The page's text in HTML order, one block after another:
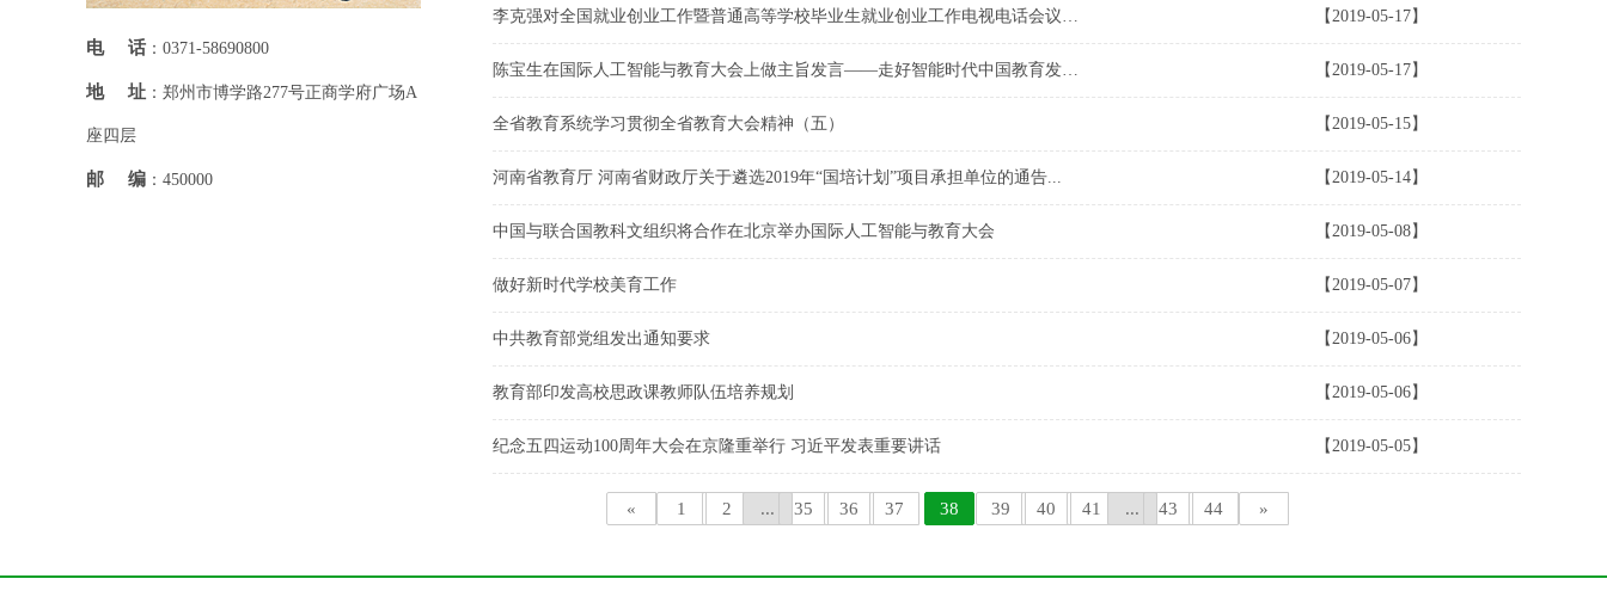
电话 ：0371-58690800
地址 ：郑州市博学路277号正商学府广场A
座四层
邮编 ：450000
李克强对全国就业创业工作暨普通高等学校毕业生就业创业工作电视电话会议作出重要批示强调... 【2019-05-17】
陈宝生在国际人工智能与教育大会上做主旨发言——走好智能时代中国教育发展道路... 【2019-05-17】
全省教育系统学习贯彻全省教育大会精神（五） 【2019-05-15】
河南省教育厅 河南省财政厅关于遴选2019年“国培计划”项目承担单位的通告... 【2019-05-14】
中国与联合国教科文组织将合作在北京举办国际人工智能与教育大会 【2019-05-08】
做好新时代学校美育工作 【2019-05-07】
中共教育部党组发出通知要求 【2019-05-06】
教育部印发高校思政课教师队伍培养规划 【2019-05-06】
纪念五四运动100周年大会在京隆重举行 习近平发表重要讲话 【2019-05-05】
« 1 2 ... 35 36 37 38 39 40 41 ... 43 44 »